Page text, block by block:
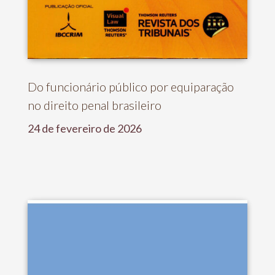
Do funcionário público por equiparação
no direito penal brasileiro
24 de fevereiro de 2026